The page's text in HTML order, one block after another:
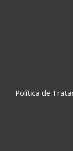
Política de